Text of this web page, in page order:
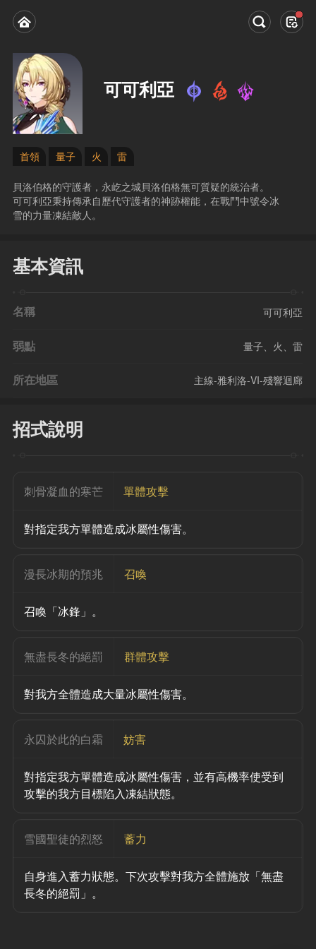
可可利亞
首領 量子 火 雷
貝洛伯格的守護者，永屹之城貝洛伯格無可質疑的統治者。
可可利亞秉持傳承自歷代守護者的神跡權能，在戰鬥中號令冰
雪的力量凍結敵人。
基本資訊
名稱 可可利亞
弱點 量子、火、雷
所在地區 主線-雅利洛-VI-殘響迴廊
招式說明
刺骨凝血的寒芒 單體攻擊
對指定我方單體造成冰屬性傷害。
漫長冰期的預兆 召喚
召喚「冰鋒」。
無盡長冬的絕罰 群體攻擊
對我方全體造成大量冰屬性傷害。
永囚於此的白霜 妨害
對指定我方單體造成冰屬性傷害，並有高機率使受到
攻擊的我方目標陷入凍結狀態。
雪國聖徒的烈怒 蓄力
自身進入蓄力狀態。下次攻擊對我方全體施放「無盡
長冬的絕罰」。